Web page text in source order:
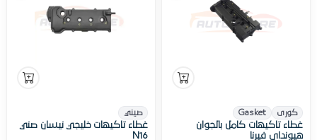
كورى Gasket
غطاء تاكيهات كامل بالجوان
هيونداى فيرنا
صيني
غطاء تاكيهات خليجي نيسان صني
N16